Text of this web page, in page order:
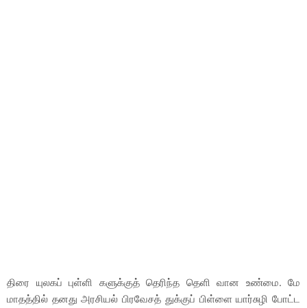
திரை யுலகப் புள்ளி களுக்குத் தெரிந்த தெளி வான உண்மை. மே
மாதத்தில் தனது அரசியல் பிரவேசத் துக்குப் பிள்ளை யார்சுழி போட்ட